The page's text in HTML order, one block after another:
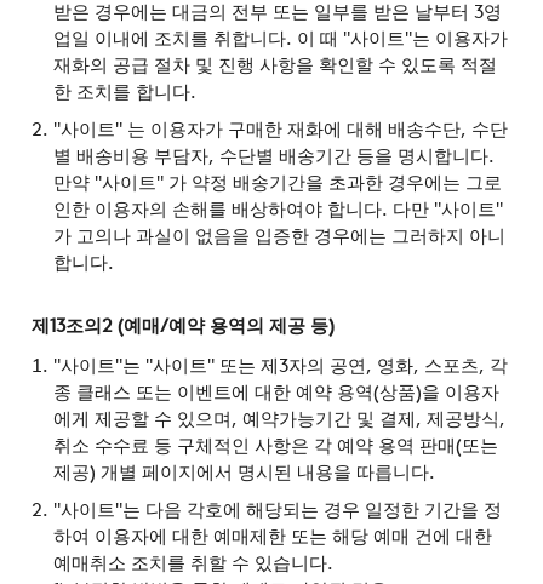
받은 경우에는 대금의 전부 또는 일부를 받은 날부터 3영
업일 이내에 조치를 취합니다. 이 때 "사이트"는 이용자가
재화의 공급 절차 및 진행 사항을 확인할 수 있도록 적절
한 조치를 합니다.
"사이트" 는 이용자가 구매한 재화에 대해 배송수단, 수단
별 배송비용 부담자, 수단별 배송기간 등을 명시합니다.
만약 "사이트" 가 약정 배송기간을 초과한 경우에는 그로
인한 이용자의 손해를 배상하여야 합니다. 다만 "사이트"
가 고의나 과실이 없음을 입증한 경우에는 그러하지 아니
합니다.
제13조의2 (예매/예약 용역의 제공 등)
"사이트"는 "사이트" 또는 제3자의 공연, 영화, 스포츠, 각
종 클래스 또는 이벤트에 대한 예약 용역(상품)을 이용자
에게 제공할 수 있으며, 예약가능기간 및 결제, 제공방식,
취소 수수료 등 구체적인 사항은 각 예약 용역 판매(또는
제공) 개별 페이지에서 명시된 내용을 따릅니다.
"사이트"는 다음 각호에 해당되는 경우 일정한 기간을 정
하여 이용자에 대한 예매제한 또는 해당 예매 건에 대한
예매취소 조치를 취할 수 있습니다.